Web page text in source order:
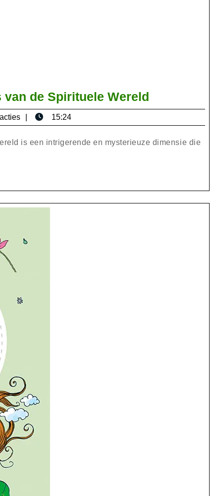
de Spirituele Wereld
de
Betoverende
Mysteries
Wereld
15:24
is een intrigerende en mysterieuze dimensie die